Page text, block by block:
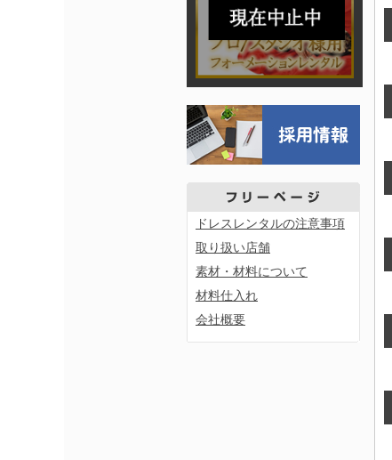
ドレスレンタルの注意事項
取り扱い店舗
素材・材料について
材料仕入れ
会社概要